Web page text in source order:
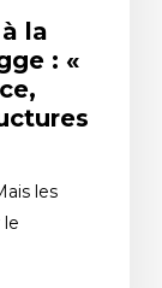
la
: «
les
le